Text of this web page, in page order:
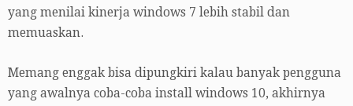
yang menilai kinerja windows 7 lebih stabil dan
memuaskan.
Memang enggak bisa dipungkiri kalau banyak pengguna
yang awalnya coba-coba install windows 10, akhirnya